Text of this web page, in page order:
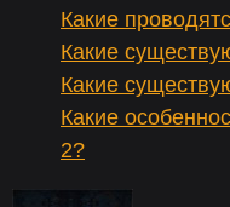
Какие
Какие
Какие
Какие
2?